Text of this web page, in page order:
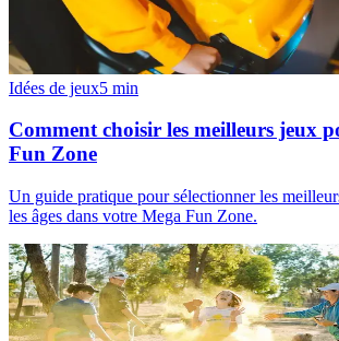
Idées de jeux5 min
Comment choisir les meilleurs jeux
Fun Zone
Un guide pratique pour sélectionner les
les âges dans votre Mega Fun Zone.